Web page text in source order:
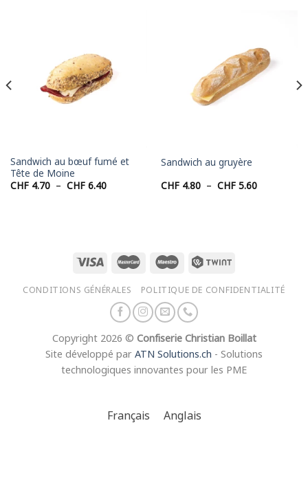
Sandwich au bœuf fumé et
Tête de Moine
CHF4.70 – CHF6.40Plage
Sandwich au gruyère
CHF4.80 – CHF5.60Plage
CONDITIONS GÉNÉRALES POLITIQUE DE CONFIDENTIALITÉ
Copyright 2026 © Confiserie Christian Boillat
Site développé par ATN Solutions.ch - Solutions
technologiques innovantes pour les PME
Français Anglais